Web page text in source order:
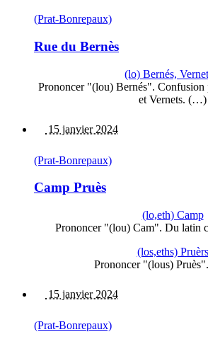
(Prat-Bonrepaux)
Rue du Bernès
(lo) Bernés,
Prononcer "(lou) Bernés". Confusion
et Vernets. (…)
15 janvier 2024
(Prat-Bonrepaux)
Camp Pruès
(lo,eth) Camp
Prononcer "(lou) Cam". Du latin
(los,eths) Pruèrs
Prononcer "(lous)
15 janvier 2024
(Prat-Bonrepaux)